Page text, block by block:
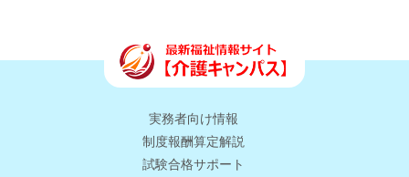
実務者向け情報
制度報酬算定解説
試験合格サポート